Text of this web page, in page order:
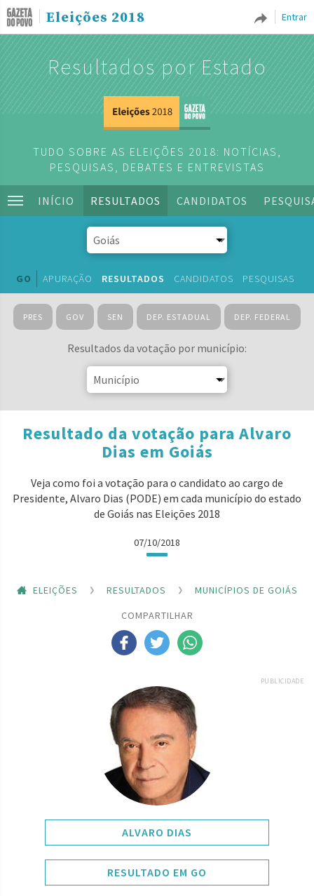
Entrar
Eleições 2018
Resultados por Estado
TUDO SOBRE AS ELEIÇÕES 2018: NOTÍCIAS,
PESQUISAS, DEBATES E ENTREVISTAS
INÍCIO RESULTADOS CANDIDATOS
GO APURAÇÃO RESULTADOS CANDIDATOS PESQUISAS
PRES GOV SEN DEP. ESTADUAL DEP. FEDERAL
Resultados da votação por município:
Resultado da votação para Alvaro
Dias em Goiás
Veja como foi a votação para o candidato ao cargo de
Presidente, Alvaro Dias (PODE) em cada município do estado
de Goiás nas Eleições 2018
07/10/2018
ELEIÇÕES RESULTADOS
MUNICÍPIOS DE GOIÁS
COMPARTILHAR
PUBLICIDADE
ALVARO DIAS
RESULTADO EM GO